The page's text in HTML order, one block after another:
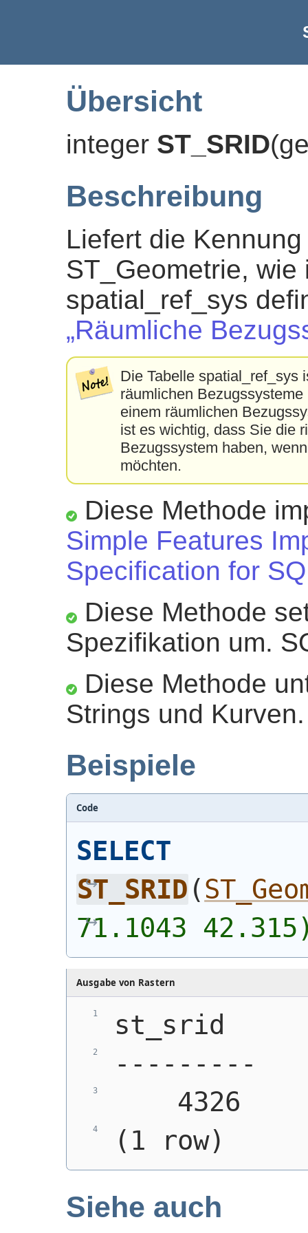
Übersicht
integer ST_SRID(
Beschreibung
Liefert die
ST_Geometrie, wie
spatial_ref_sys
„Räumliche
Die Tabelle spatial_ref_sys
räumlichen
einem räumlichen
ist es wichtig, dass Sie die
Bezugssystem haben,
möchten.
Diese Methode
Simple Features
Specification for
Diese Methode
Spezifikation um.
Diese Methode
Strings und Kurven.
Beispiele
Code
SELECT
ST_SRID (
71.1043
Ausgabe von Rastern
st_srid
---------
    4326
(1 row)
Siehe auch